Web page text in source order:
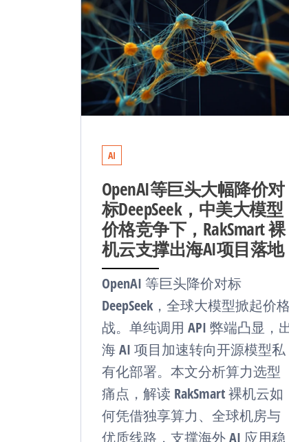
AI
OpenAI等巨头大幅降价对
标DeepSeek，中美大模型
价格竞争下，RakSmart 裸
机云支撑出海AI项目落地
OpenAI 等巨头降价对标
DeepSeek，全球大模型掀起价格
战。单纯调用 API 弊端凸显，
海 AI 项目加速转向开源模型私
有化部署。本文分析算力选型
痛点，解读 RakSmart 裸机云如
何凭借独享算力、全球机房与
优质线路，支撑海外 AI 应用稳